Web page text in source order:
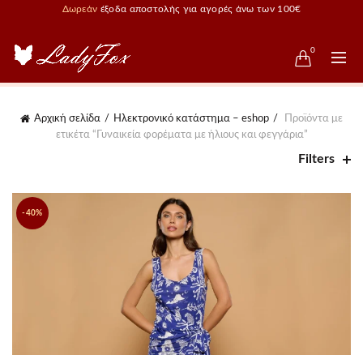
Δωρεάν έξοδα αποστολής για αγορές άνω των 100€
0
Αρχική σελίδα Ηλεκτρονικό κατάστημα – eshop
Προϊόντα με
ετικέτα “Γυναικεία φορέματα με ήλιους και φεγγάρια”
Filters
-40%